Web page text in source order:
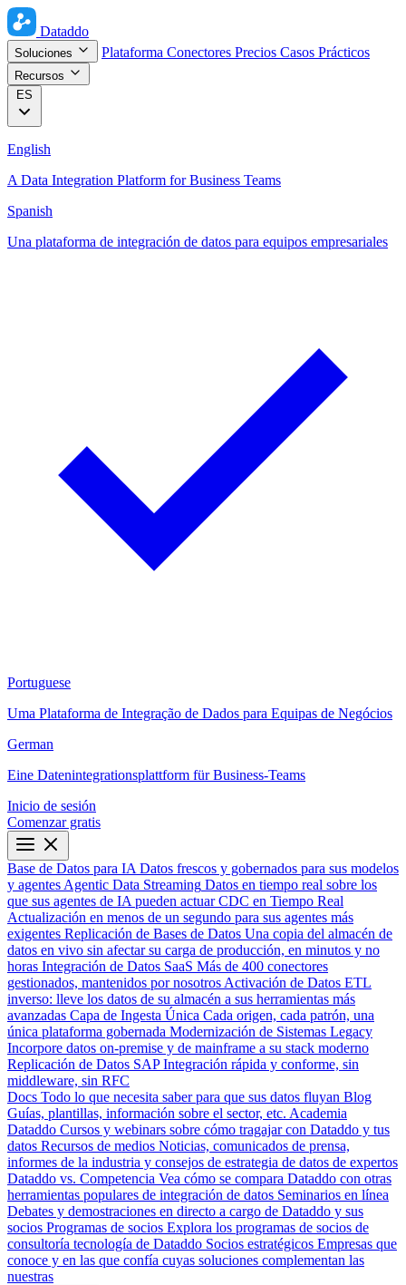
Dataddo
Soluciones Plataforma Conectores Precios Casos Prácticos
Recursos
ES
English
A Data Integration Platform for Business Teams
Spanish
Una plataforma de integración de datos para equipos empresariales
Portuguese
Uma Plataforma de Integração de Dados para Equipas de Negócios
German
Eine Datenintegrationsplattform für Business-Teams
Inicio de sesión
Comenzar gratis
Base de Datos para IA Datos frescos y gobernados para sus modelos
y agentes Agentic Data Streaming Datos en tiempo real sobre los
que sus agentes de IA pueden actuar CDC en Tiempo Real
Actualización en menos de un segundo para sus agentes más
exigentes Replicación de Bases de Datos Una copia del almacén de
datos en vivo sin afectar su carga de producción, en minutos y no
horas Integración de Datos SaaS Más de 400 conectores
gestionados, mantenidos por nosotros Activación de Datos ETL
inverso: lleve los datos de su almacén a sus herramientas más
avanzadas Capa de Ingesta Única Cada origen, cada patrón, una
única plataforma gobernada Modernización de Sistemas Legacy
Incorpore datos on-premise y de mainframe a su stack moderno
Replicación de Datos SAP Integración rápida y conforme, sin
middleware, sin RFC
Docs Todo lo que necesita saber para que sus datos fluyan Blog
Guías, plantillas, información sobre el sector, etc. Academia
Dataddo Cursos y webinars sobre cómo tragajar con Dataddo y tus
datos Recursos de medios Noticias, comunicados de prensa,
informes de la industria y consejos de estrategia de datos de expertos
Dataddo vs. Competencia Vea cómo se compara Dataddo con otras
herramientas populares de integración de datos Seminarios en línea
Debates y demostraciones en directo a cargo de Dataddo y sus
socios Programas de socios Explora los programas de socios de
consultoría tecnología de Dataddo Socios estratégicos Empresas que
conoce y en las que confía cuyas soluciones complementan las
nuestras